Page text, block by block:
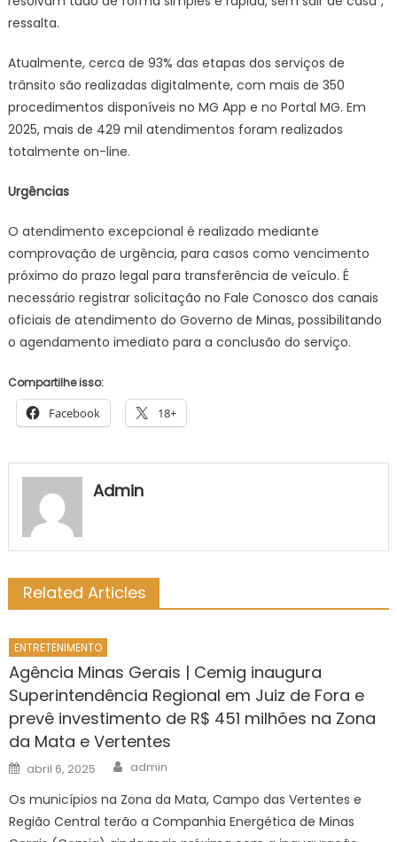
ressalta.
Atualmente, cerca de 93% das etapas dos serviços de
trânsito são realizadas digitalmente, com mais de 350
procedimentos disponíveis no MG App e no Portal MG. Em
2025, mais de 429 mil atendimentos foram realizados
totalmente on-line.
Urgências
O atendimento excepcional é realizado mediante
comprovação de urgência, para casos como vencimento
próximo do prazo legal para transferência de veículo. É
necessário registrar solicitação no Fale Conosco dos canais
oficiais de atendimento do Governo de Minas, possibilitando
o agendamento imediato para a conclusão do serviço.
Compartilhe isso:
Facebook 18+
Admin
Related Articles
ENTRETENIMENTO
Agência Minas Gerais | Cemig inaugura
Superintendência Regional em Juiz de Fora e
prevê investimento de R$ 451 milhões na Zona
da Mata e Vertentes
Posted
on
abril 6, 2025 Author
admin
Os municípios na Zona da Mata, Campo das Vertentes e
Região Central terão a Companhia Energética de Minas